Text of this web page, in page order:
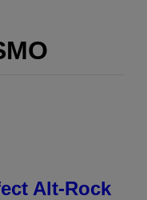
Alt-Rock